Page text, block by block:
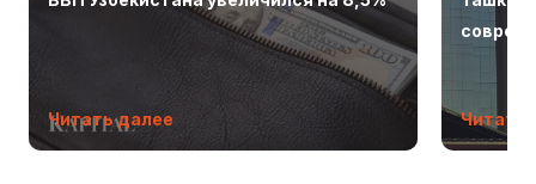
Читать далее Читать